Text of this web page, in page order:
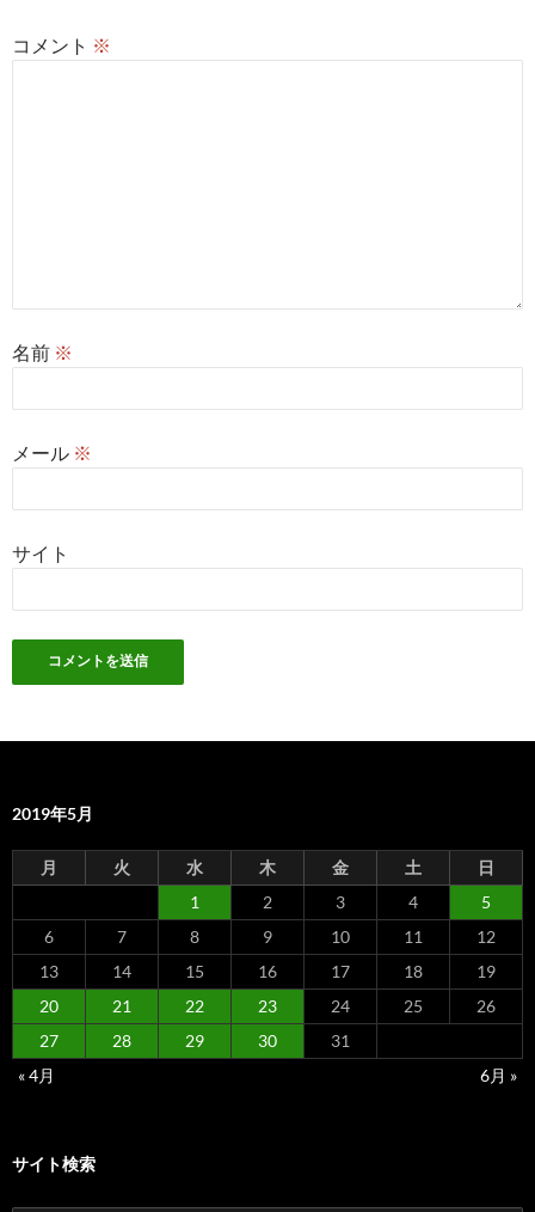
コメント ※
名前 ※
メール ※
サイト
2019年5月
月 火 水 木 金 土
日
1
2 3 4
5
6
7 8 9 10 11
12
13
14 15 16 17 18
19
20
21 22 23 24 25
26
27
28 29 30
31
« 4月
6月 »
サイト検索